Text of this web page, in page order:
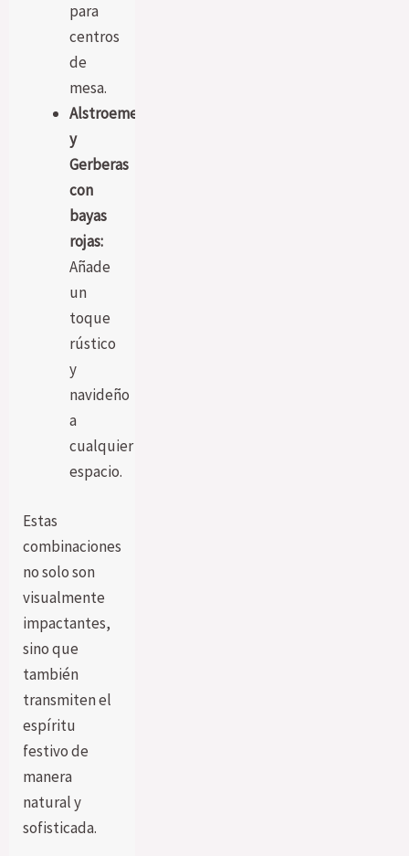
para
centros
de
mesa.
Alstroemerias
y
Gerberas
con
bayas
rojas:
Añade
un
toque
rústico
y
navideño
a
cualquier
espacio.
Estas
combinaciones
no solo son
visualmente
impactantes,
sino que
también
transmiten el
espíritu
festivo de
manera
natural y
sofisticada.